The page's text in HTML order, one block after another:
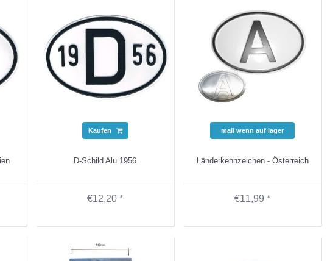
Kaufen
D-Schild Alu 1956
€12,20 *
mail wenn auf lager
Länderkennzeichen - Österreich
€11,99 *